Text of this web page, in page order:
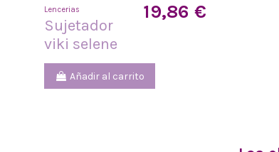
Lencerias
Sujetador
viki selene
19,86 €
Añadir al carrito